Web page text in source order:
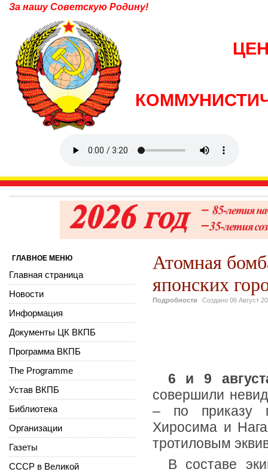
За нашу Советскую Родину!
Атомная
японских
Подробности Создано 06 Август
6 и 9
совершили
– по приказу
Хиросима и
тротиловым
В составе
ГЛАВНОЕ МЕНЮ
Главная страница
Новости
Информация
Документы ЦК ВКПБ
Программа ВКПБ
The Programme
Устав ВКПБ
Библиотека
Организации
Газеты
СССР в Великой